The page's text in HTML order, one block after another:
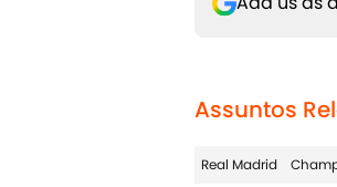
Assuntos
Real Madrid